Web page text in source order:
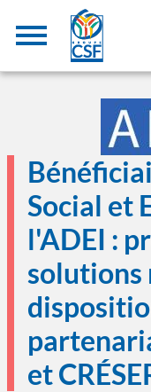
Aller au contenu principal
Image
Social et
l'ADEI :
solutions
et